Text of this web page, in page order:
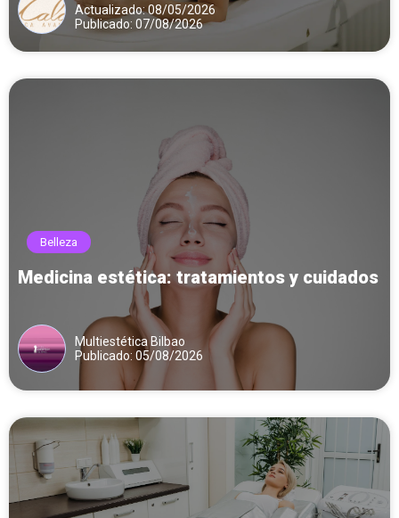
Actualizado: 08/05/2026
Publicado: 07/08/2026
Belleza
Medicina estética: tratamientos y cuidados
Multiestética Bilbao
Publicado: 05/08/2026